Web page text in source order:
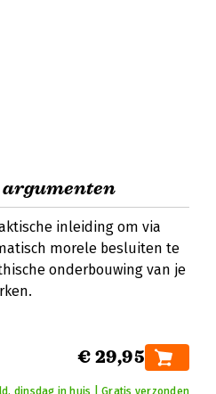
argumenten
inleiding om via
morele besluiten te
onderbouwing van je
€ 29,95
dinsdag in huis | Gratis verzonden